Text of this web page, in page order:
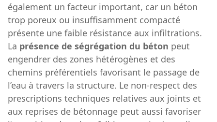
également un facteur important, car un béton
trop poreux ou insuffisamment compacté
présente une faible résistance aux infiltrations.
La présence de ségrégation du béton peut
engendrer des zones hétérogènes et des
chemins préférentiels favorisant le passage de
l’eau à travers la structure. Le non-respect des
prescriptions techniques relatives aux joints et
aux reprises de bétonnage peut aussi favoriser